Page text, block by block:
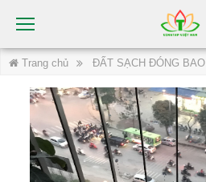
Trang chủ ĐẤT SẠCH ĐÓNG BAO